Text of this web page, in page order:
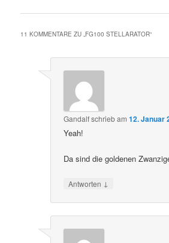
11 KOMMENTARE ZU „FG100 STELLARATOR“
Gandalfschriebam12. Januar
Yeah!
Da sind die goldenen
Antworten ↓